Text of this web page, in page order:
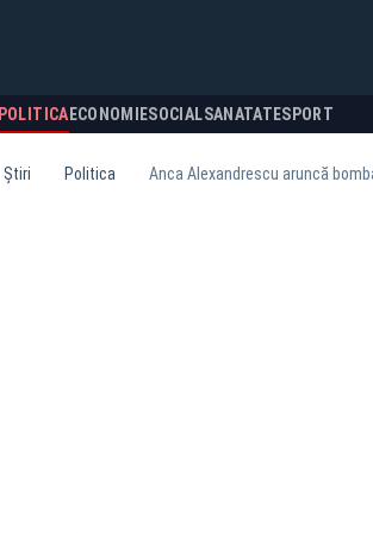
POLITICA ECONOMIESOCIALSANATATESPORT
Știri Politica Anca Alexandrescu aruncă